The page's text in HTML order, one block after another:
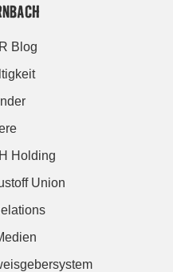
Blog
Holding
Union